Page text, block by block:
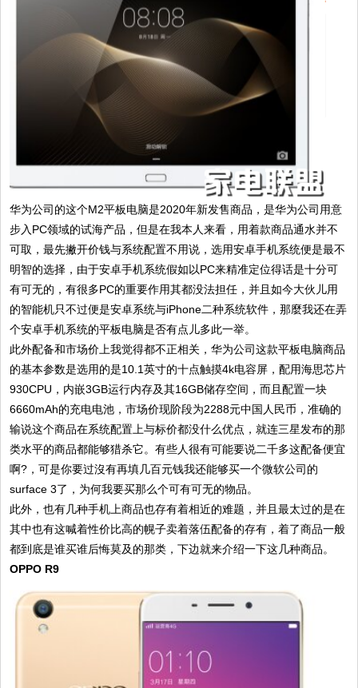
华为公司的这个M2平板电脑是2020年新发售商品，是华为公司用意
步入PC领域的试海产品，但是在我本人来看，用着款商品通水并不
可取，最先撇开价钱与系统配置不用说，选用安卓手机系统便是最不
明智的选择，由于安卓手机系统假如以PC来精准定位得话是十分可
有可无的，有很多PC的重要作用其都没法担任，并且如今大伙儿用
的智能机只不过便是安卓系统与iPhone二种系统软件，那麼我还在弄
个安卓手机系统的平板电脑是否有点儿多此一举。
此外配备和市场价上我觉得都不正相关，华为公司这款平板电脑商品
的基本参数是选用的是10.1英寸的十点触摸4k电容屏，配用海思芯片
930CPU，内嵌3GB运行内存及其16GB储存空间，而且配置一块
6660mAh的充电电池，市场价现阶段为2288元中国人民币，准确的
输说这个商品在系统配置上与标价都没什么优点，就连三星发布的那
类水平的商品都能够猎杀它。有些人很有可能要说二千多这配备便宜
啊?，可是你要过沒有再填几百元钱我还能够买一个微软公司的
surface 3了，为何我要买那么个可有可无的物品。
此外，也有几种手机上商品也存有着相近的难题，并且最太过的是在
其中也有这喊着性价比高的幌子卖着落伍配备的存有，着了商品一般
都到底是谁买谁后悔莫及的那类，下边就来介绍一下这几种商品。
OPPO R9